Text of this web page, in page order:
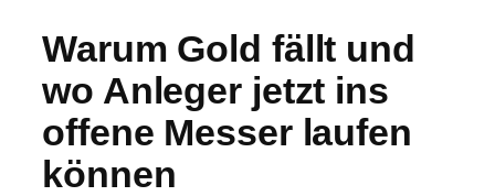
Warum Gold fällt und
wo Anleger jetzt ins
offene Messer laufen
können